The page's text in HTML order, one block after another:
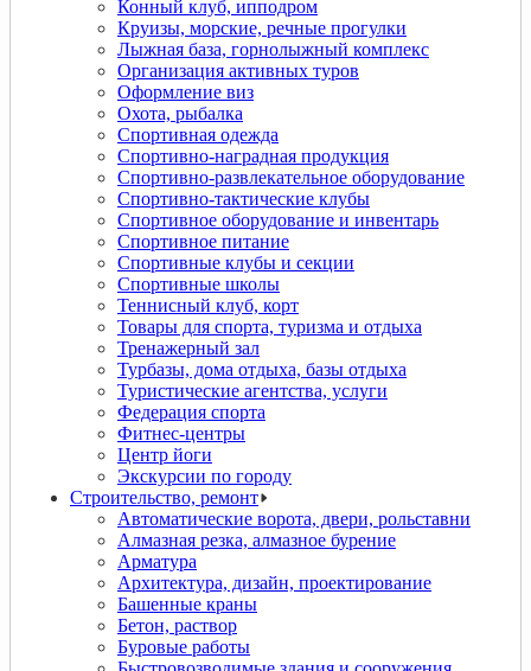
Конный клуб, ипподром
Круизы, морские, речные прогулки
Лыжная база, горнолыжный комплекс
Организация активных туров
Оформление виз
Охота, рыбалка
Спортивная одежда
Спортивно-наградная продукция
Спортивно-развлекательное оборудование
Спортивно-тактические клубы
Спортивное оборудование и инвентарь
Спортивное питание
Спортивные клубы и секции
Спортивные школы
Теннисный клуб, корт
Товары для спорта, туризма и отдыха
Тренажерный зал
Турбазы, дома отдыха, базы отдыха
Туристические агентства, услуги
Федерация спорта
Фитнес-центры
Центр йоги
Экскурсии по городу
Строительство, ремонт
Автоматические ворота, двери, рольставни
Алмазная резка, алмазное бурение
Арматура
Архитектура, дизайн, проектирование
Башенные краны
Бетон, раствор
Буровые работы